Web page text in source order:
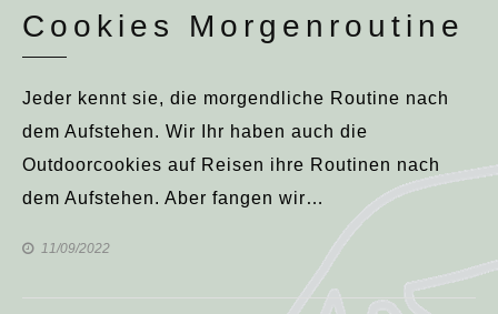
Cookies Morgenroutine
Jeder kennt sie, die morgendliche Routine nach
dem Aufstehen. Wir Ihr haben auch die
Outdoorcookies auf Reisen ihre Routinen nach
dem Aufstehen. Aber fangen wir…
11/09/2022